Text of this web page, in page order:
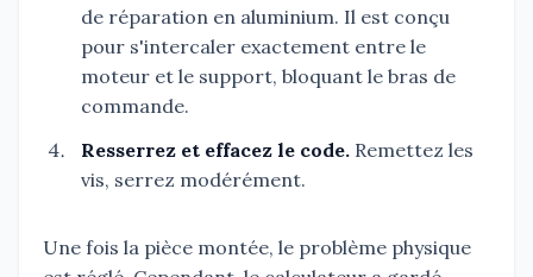
de réparation en aluminium. Il est conçu
pour s'intercaler exactement entre le
moteur et le support, bloquant le bras de
commande.
Resserrez et effacez le code. Remettez les
vis, serrez modérément.
Une fois la pièce montée, le problème physique